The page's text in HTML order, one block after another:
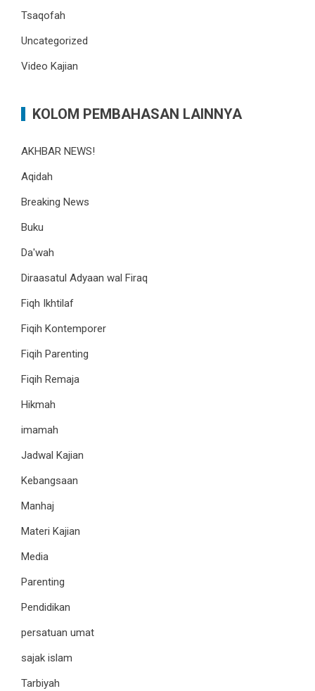
Tsaqofah
Uncategorized
Video Kajian
KOLOM PEMBAHASAN LAINNYA
AKHBAR NEWS!
Aqidah
Breaking News
Buku
Da'wah
Diraasatul Adyaan wal Firaq
Fiqh Ikhtilaf
Fiqih Kontemporer
Fiqih Parenting
Fiqih Remaja
Hikmah
imamah
Jadwal Kajian
Kebangsaan
Manhaj
Materi Kajian
Media
Parenting
Pendidikan
persatuan umat
sajak islam
Tarbiyah